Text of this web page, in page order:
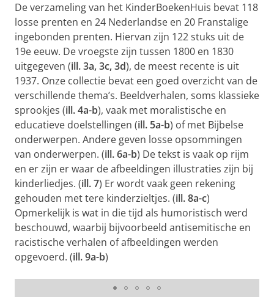
De verzameling van het KinderBoekenHuis bevat 118
losse prenten en 24 Nederlandse en 20 Franstalige
ingebonden prenten. Hiervan zijn 122 stuks uit de
19e eeuw. De vroegste zijn tussen 1800 en 1830
uitgegeven (ill. 3a, 3c, 3d), de meest recente is uit
1937. Onze collectie bevat een goed overzicht van de
verschillende thema’s. Beeldverhalen, soms klassieke
sprookjes (ill. 4a-b), vaak met moralistische en
educatieve doelstellingen (ill. 5a-b) of met Bijbelse
onderwerpen. Andere geven losse opsommingen
van onderwerpen. (ill. 6a-b) De tekst is vaak op rijm
en er zijn er waar de afbeeldingen illustraties zijn bij
kinderliedjes. (ill. 7) Er wordt vaak geen rekening
gehouden met tere kinderzieltjes. (ill. 8a-c)
Opmerkelijk is wat in die tijd als humoristisch werd
beschouwd, waarbij bijvoorbeeld antisemitische en
racistische verhalen of afbeeldingen werden
opgevoerd. (ill. 9a-b)
8b. Gruwelijke afbeeldingen: ‘Geschiedenis van een wolf’